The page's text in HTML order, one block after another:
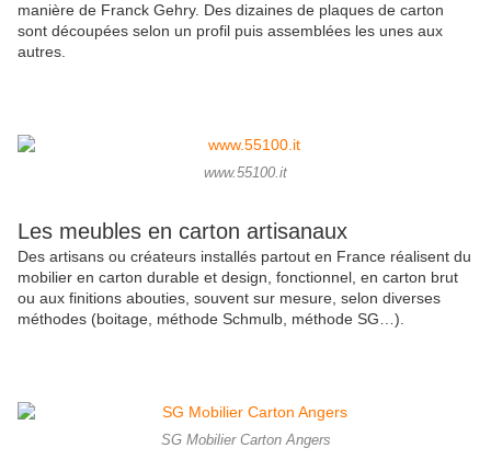
manière de Franck Gehry. Des dizaines de plaques de carton
sont découpées selon un profil puis assemblées les unes aux
autres.
www.55100.it
Les meubles en carton artisanaux
Des artisans ou créateurs installés partout en France réalisent du
mobilier en carton durable et design, fonctionnel, en carton brut
ou aux finitions abouties, souvent sur mesure, selon diverses
méthodes (boitage, méthode Schmulb, méthode SG…).
SG Mobilier Carton Angers